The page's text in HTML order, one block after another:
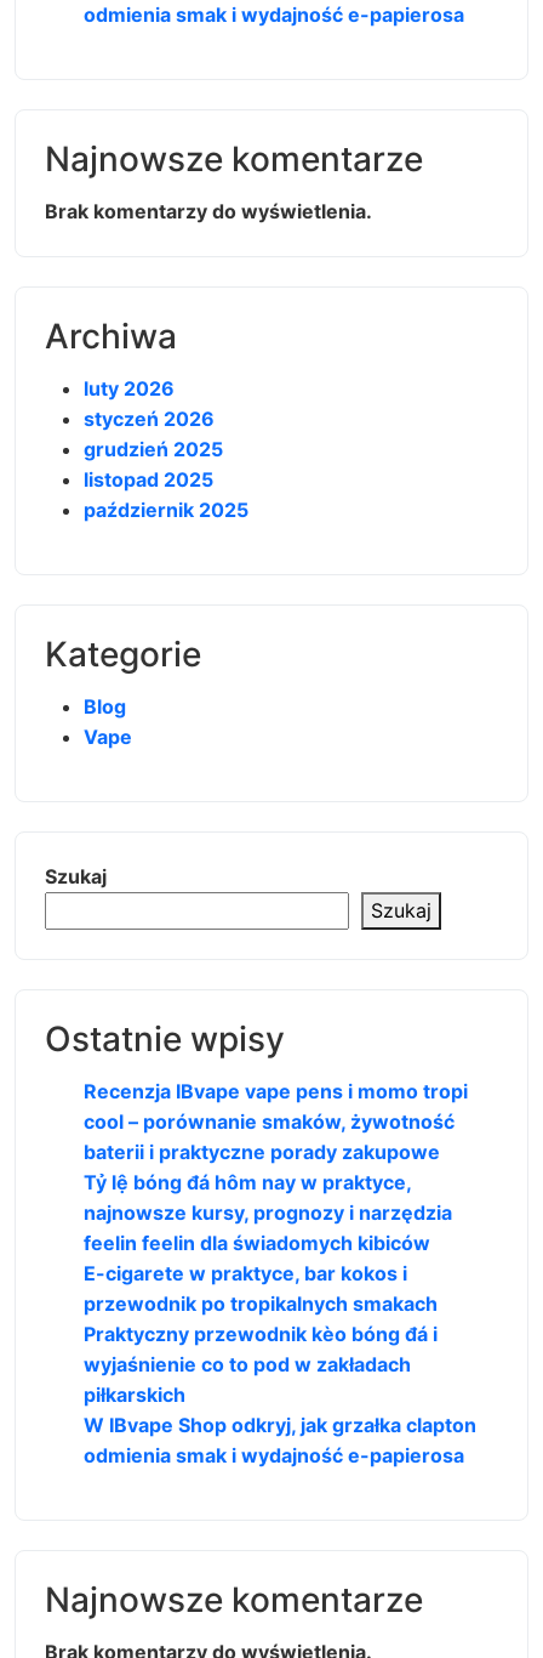
odmienia smak i wydajność e-papierosa
Najnowsze komentarze
Brak komentarzy do wyświetlenia.
Archiwa
luty 2026
styczeń 2026
grudzień 2025
listopad 2025
październik 2025
Kategorie
Blog
Vape
Szukaj
Szukaj
Ostatnie wpisy
Recenzja IBvape vape pens i momo tropi
cool – porównanie smaków, żywotność
baterii i praktyczne porady zakupowe
Tỷ lệ bóng đá hôm nay w praktyce,
najnowsze kursy, prognozy i narzędzia
feelin feelin dla świadomych kibiców
E-cigarete w praktyce, bar kokos i
przewodnik po tropikalnych smakach
Praktyczny przewodnik kèo bóng đá i
wyjaśnienie co to pod w zakładach
piłkarskich
W IBvape Shop odkryj, jak grzałka clapton
odmienia smak i wydajność e-papierosa
Najnowsze komentarze
Brak komentarzy do wyświetlenia.